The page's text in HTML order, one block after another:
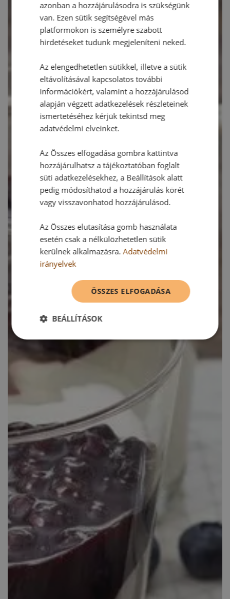
azonban a hozzájárulásodra is szükségünk
van. Ezen sütik segítségével más
platformokon is személyre szabott
hirdetéseket tudunk megjeleníteni neked.
Az elengedhetetlen sütikkel, illetve a sütik
eltávolításával kapcsolatos további
információkért, valamint a hozzájárulásod
alapján végzett adatkezelések részleteinek
ismertetéséhez kérjük tekintsd meg
adatvédelmi elveinket.
Az Összes elfogadása gombra kattintva
hozzájárulhatsz a tájékoztatóban foglalt
süti adatkezelésekhez, a Beállítások alatt
pedig módosíthatod a hozzájárulás körét
vagy visszavonhatod hozzájárulásod.
Az Összes elutasítása gomb használata
esetén csak a nélkülözhetetlen sütik
kerülnek alkalmazásra.Adatvédelmi
irányelvek
ÖSSZES ELFOGADÁSA
BEÁLLÍTÁSOK